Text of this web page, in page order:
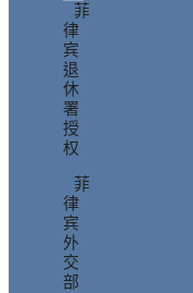
菲
律
宾
退
休
署
授
权
菲
律
宾
外
交
部